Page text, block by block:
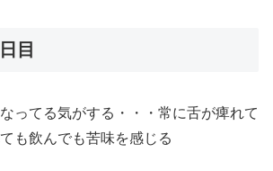
目
ってる気がする・・・常に舌が痺れて
も飲んでも苦味を感じる